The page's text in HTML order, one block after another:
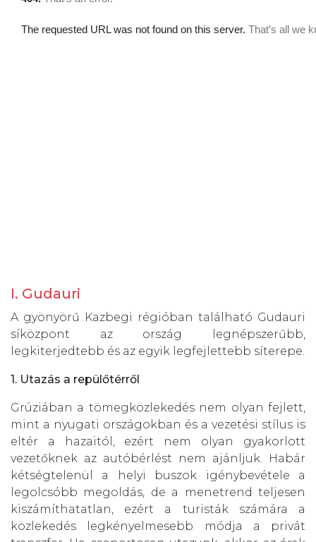
I. Gudauri
A gyönyörű Kazbegi régióban található Gudauri
síközpont az ország legnépszerűbb,
legkiterjedtebb és az egyik legfejlettebb síterepe.
1. Utazás a repülőtérről
Grúziában a tömegközlekedés nem olyan fejlett,
mint a nyugati országokban és a vezetési stílus is
eltér a hazaitól, ezért nem olyan gyakorlott
vezetőknek az autóbérlést nem ajánljuk. Habár
kétségtelenül a helyi buszok igénybevétele a
legolcsóbb megoldás, de a menetrend teljesen
kiszámíthatatlan, ezért a turisták számára a
közlekedés legkényelmesebb módja a privát